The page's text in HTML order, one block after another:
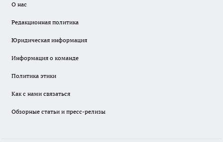
О нас
Редакционная политика
Юридическая информация
Информация о команде
Политика этики
Как с нами связаться
Обзорные статьи и пресс-релизы